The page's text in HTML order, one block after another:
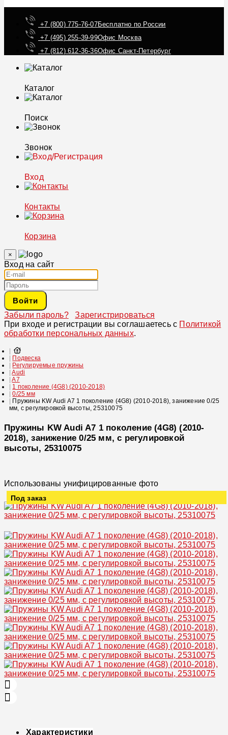
+7 (800) 775-76-07Бесплатно по России
+7 (495) 255-39-99Офис Москва
+7 (812) 612-36-36Офис Санкт-Петербург
Каталог
Поиск
Звонок
Вход
Контакты
Корзина
×
Вход на сайт
Войти
Забыли пароль?
Зарегистрироваться
При входе и регистрации вы соглашаетесь с Политикой
обработки персональных данных.
Подвеска
Регулируемые пружины
Audi
A7
1 поколение (4G8) (2010-2018)
0/25 мм
Пружины KW Audi A7 1 поколение (4G8) (2010-2018), занижение 0/25
мм, с регулировкой высоты, 25310075
Пружины KW Audi A7 1 поколение (4G8) (2010-
2018), занижение 0/25 мм, с регулировкой
высоты, 25310075
Использованы унифицированные фото
Под заказ
Характеристики